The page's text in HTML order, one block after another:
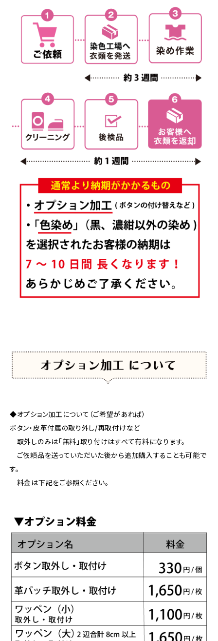
◆オプション加工について（ご希望があれば）
ボタン・皮革付属の取り外し/再取付けなど
取外しのみは「無料」取り付けはすべて有料になります。
ご依頼品を送っていただいた後から追加購入することも可能で
す。
料金は下記をご参照ください。